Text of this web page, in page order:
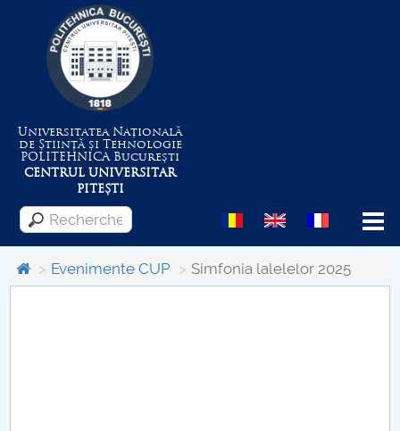
Universitatea Națională
de Știință și Tehnologie
POLITEHNICABucurești
CENTRUL UNIVERSITAR
PITEȘTI
Menu
Evenimente CUP Simfonia lalelelor 2025